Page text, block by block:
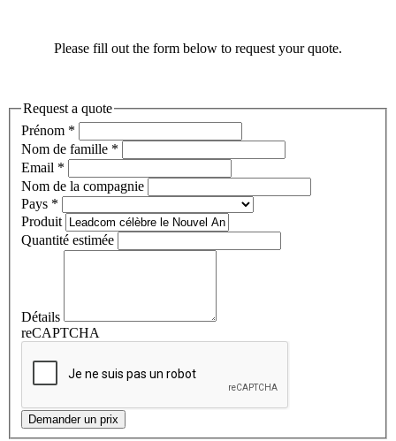
Please fill out the form below to request your quote.
Request a quote
Prénom *
Nom de famille *
Email *
Nom de la compagnie
Pays *
Produit
Quantité estimée
Détails
reCAPTCHA
Demander un prix